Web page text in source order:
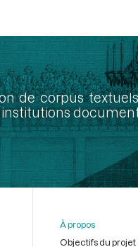
de corpus
À propos
Objectifs du projet